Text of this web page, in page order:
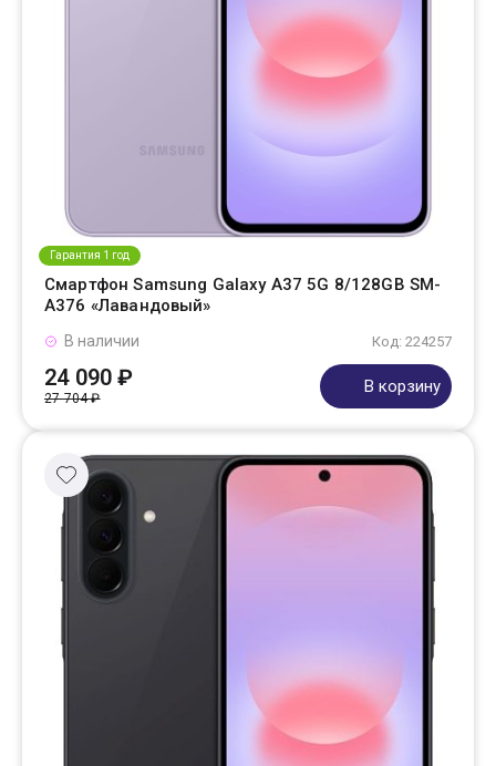
Гарантия 1 год
Смартфон Samsung Galaxy A37 5G 8/128GB SM-
A376 «Лавандовый»
Код: 224257
В наличии
24 090 ₽
27 704 ₽
В корзину